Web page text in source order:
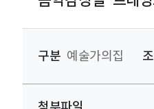
구분 예술가의집